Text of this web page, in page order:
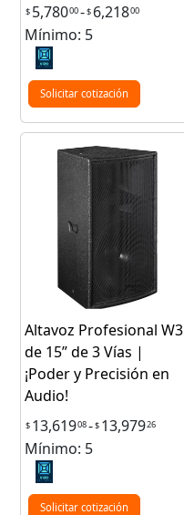
$ 5,78000-$ 6,21800
Mínimo: 5
Solicitar cotización
Altavoz Profesional W3
de 15” de 3 Vías |
¡Poder y Precisión en
Audio!
$ 13,61908-$ 13,97926
Mínimo: 5
Solicitar cotización